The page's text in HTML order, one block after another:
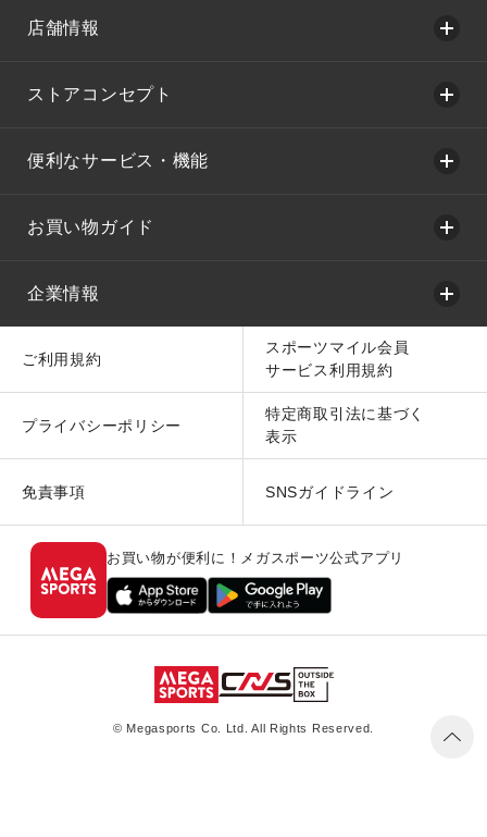
店舗情報
ストアコンセプト
便利なサービス・機能
お買い物ガイド
企業情報
ご利用規約
スポーツマイル会員
サービス利用規約
プライバシーポリシー
特定商取引法に基づく
表示
免責事項 SNSガイドライン
お買い物が便利に！メガスポーツ公式アプリ
© Megasports Co. Ltd. All Rights Reserved.